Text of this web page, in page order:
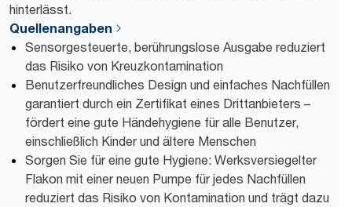
hinterlässt.
Quellenangaben
Sensorgesteuerte, berührungslose Ausgabe reduziert
das Risiko von Kreuzkontamination
Benutzerfreundliches Design und einfaches Nachfüllen
garantiert durch ein Zertifikat eines Drittanbieters –
fördert eine gute Händehygiene für alle Benutzer,
einschließlich Kinder und ältere Menschen
Sorgen Sie für eine gute Hygiene: Werksversiegelter
Flakon mit einer neuen Pumpe für jedes Nachfüllen
reduziert das Risiko von Kontamination und trägt dazu